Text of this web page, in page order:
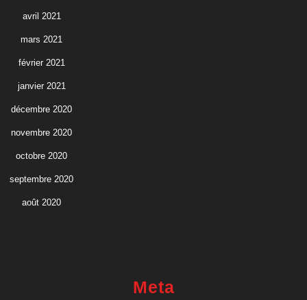
avril 2021
mars 2021
février 2021
janvier 2021
décembre 2020
novembre 2020
octobre 2020
septembre 2020
août 2020
Meta